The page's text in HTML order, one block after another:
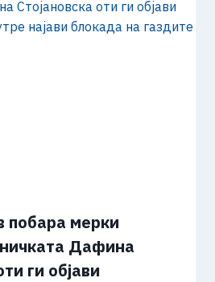
мерки
Дафина
ги објави